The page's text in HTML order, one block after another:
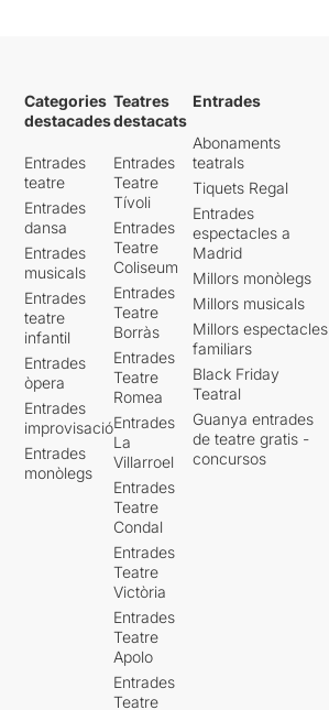
Categories
destacades
Entrades
teatre
Entrades
dansa
Entrades
musicals
Entrades
teatre
infantil
Entrades
òpera
Entrades
improvisació
Entrades
monòlegs
Teatres
destacats
Entrades
Teatre
Tívoli
Entrades
Teatre
Coliseum
Entrades
Teatre
Borràs
Entrades
Teatre
Romea
Entrades
La
Villarroel
Entrades
Teatre
Condal
Entrades
Teatre
Victòria
Entrades
Teatre
Apolo
Entrades
Teatre
Entrades
Abonaments
teatrals
Tiquets Regal
Entrades
espectacles a
Madrid
Millors monòlegs
Millors musicals
Millors espectacles
familiars
Black Friday
Teatral
Guanya entrades
de teatre gratis -
concursos